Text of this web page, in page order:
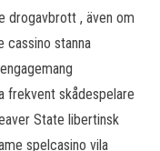
drogavbrott , även om
cassino stanna
frekvent skådespelare
State libertinsk
spelcasino vila